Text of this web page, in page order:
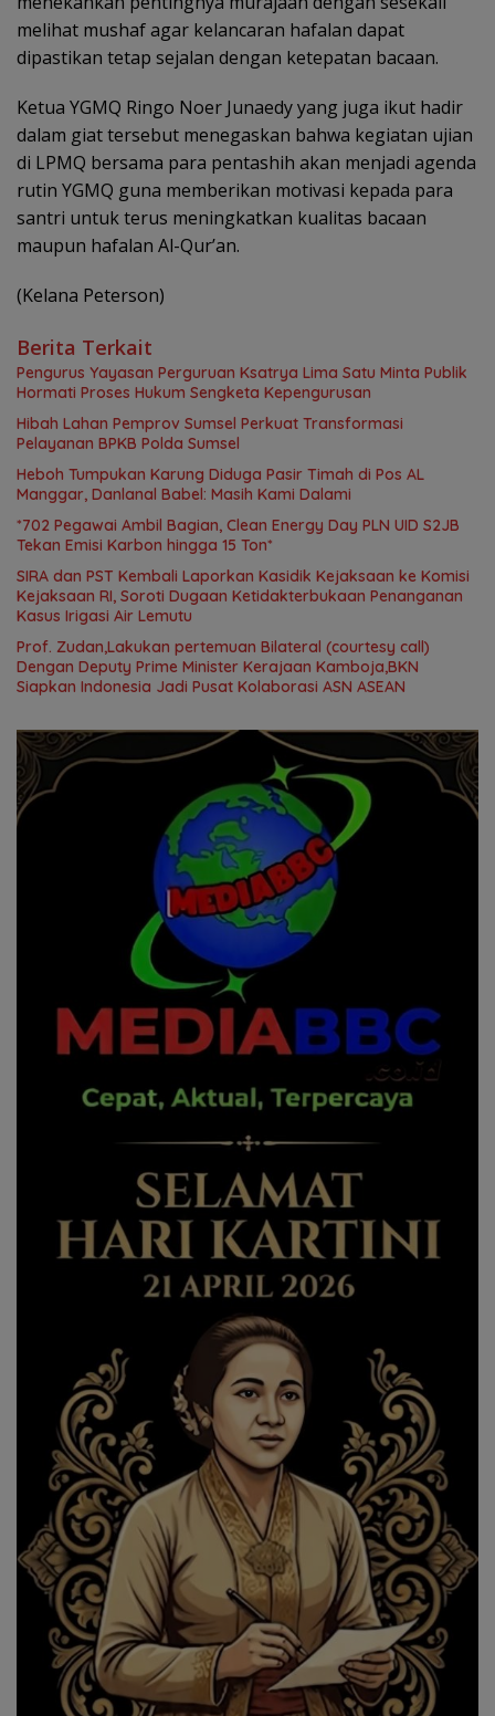
melihat mushaf agar kelancaran hafalan dapat
dipastikan tetap sejalan dengan ketepatan bacaan.
Ketua YGMQ Ringo Noer Junaedy yang juga ikut hadir
dalam giat tersebut menegaskan bahwa kegiatan ujian
di LPMQ bersama para pentashih akan menjadi agenda
rutin YGMQ guna memberikan motivasi kepada para
santri untuk terus meningkatkan kualitas bacaan
maupun hafalan Al-Qur’an.
(Kelana Peterson)
Berita Terkait
Pengurus Yayasan Perguruan Ksatrya Lima Satu Minta Publik
Hormati Proses Hukum Sengketa Kepengurusan
Hibah Lahan Pemprov Sumsel Perkuat Transformasi
Pelayanan BPKB Polda Sumsel
Heboh Tumpukan Karung Diduga Pasir Timah di Pos AL
Manggar, Danlanal Babel: Masih Kami Dalami
*702 Pegawai Ambil Bagian, Clean Energy Day PLN UID S2JB
Tekan Emisi Karbon hingga 15 Ton*
SIRA dan PST Kembali Laporkan Kasidik Kejaksaan ke Komisi
Kejaksaan RI, Soroti Dugaan Ketidakterbukaan Penanganan
Kasus Irigasi Air Lemutu
Prof. Zudan,Lakukan pertemuan Bilateral (courtesy call)
Dengan Deputy Prime Minister Kerajaan Kamboja,BKN
Siapkan Indonesia Jadi Pusat Kolaborasi ASN ASEAN